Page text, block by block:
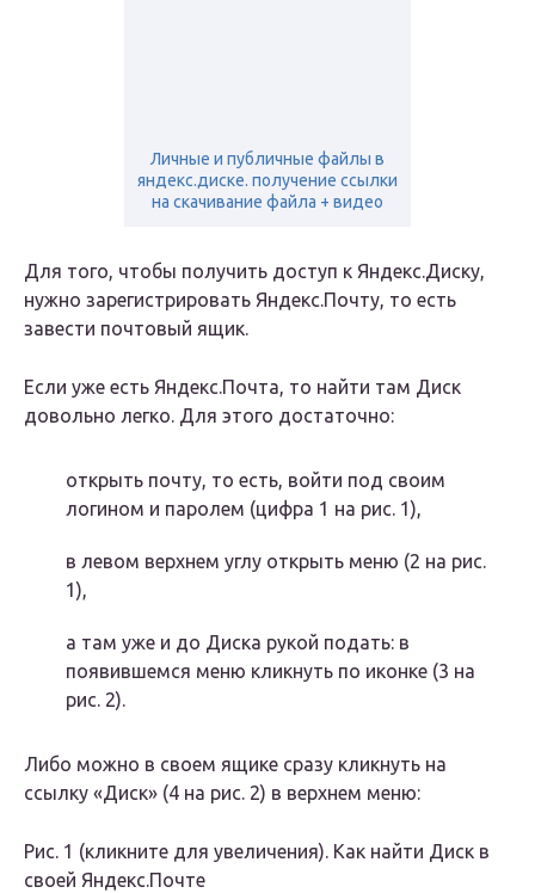
Личные и публичные файлы в
яндекс.диске. получение ссылки
на скачивание файла + видео
Для того, чтобы получить доступ к Яндекс.Диску,
нужно зарегистрировать Яндекс.Почту, то есть
завести почтовый ящик.
Если уже есть Яндекс.Почта, то найти там Диск
довольно легко. Для этого достаточно:
открыть почту, то есть, войти под своим
логином и паролем (цифра 1 на рис. 1),
в левом верхнем углу открыть меню (2 на рис.
1),
а там уже и до Диска рукой подать: в
появившемся меню кликнуть по иконке (3 на
рис. 2).
Либо можно в своем ящике сразу кликнуть на
ссылку «Диск» (4 на рис. 2) в верхнем меню:
Рис. 1 (кликните для увеличения). Как найти Диск в
своей Яндекс.Почте